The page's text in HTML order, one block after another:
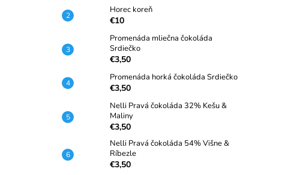
Horec koreň
€10
Promenáda mliečna čokoláda
Srdiečko
€3,50
Promenáda horká čokoláda Srdiečko
€3,50
Nelli Pravá čokoláda 32% Kešu &
Maliny
€3,50
Nelli Pravá čokoláda 54% Višne &
Ríbezle
€3,50